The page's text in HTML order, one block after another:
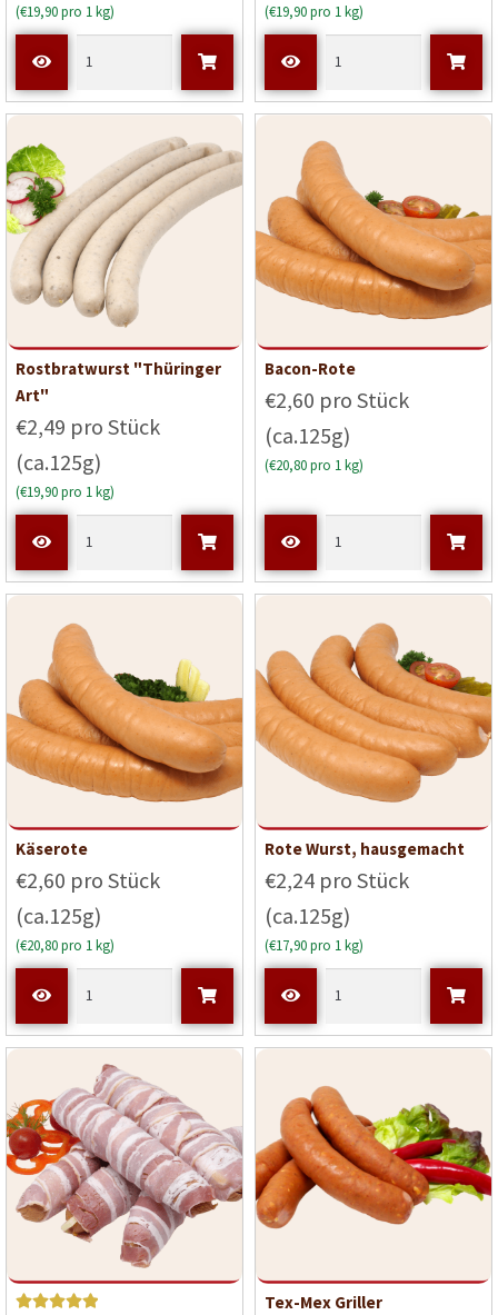
(€19,90 pro 1 kg) (€19,90 pro 1 kg)
Rostbratwurst "Thüringer
Art"
€2,49 pro Stück
(ca.125g)
(€19,90 pro 1 kg)
Bacon-Rote
€2,60 pro Stück
(ca.125g)
(€20,80 pro 1 kg)
Käserote
€2,60 pro Stück
(ca.125g)
(€20,80 pro 1 kg)
Rote Wurst, hausgemacht
€2,24 pro Stück
(ca.125g)
(€17,90 pro 1 kg)
Tex-Mex Griller